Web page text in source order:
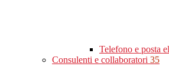
Telefono e posta
Consulenti e collaboratori 35